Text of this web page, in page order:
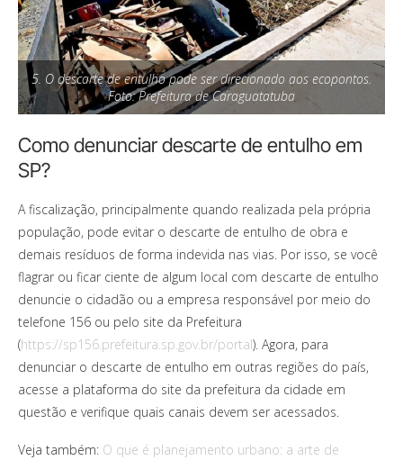
5. O descarte de entulho pode ser direcionado aos ecopontos.
Foto: Prefeitura de Caraguatatuba
Como denunciar descarte de entulho em
SP?
A fiscalização, principalmente quando realizada pela própria
população, pode evitar o descarte de entulho de obra e
demais resíduos de forma indevida nas vias. Por isso, se você
flagrar ou ficar ciente de algum local com descarte de entulho
denuncie o cidadão ou a empresa responsável por meio do
telefone 156 ou pelo site da Prefeitura
(https://sp156.prefeitura.sp.gov.br/portal). Agora, para
denunciar o descarte de entulho em outras regiões do país,
acesse a plataforma do site da prefeitura da cidade em
questão e verifique quais canais devem ser acessados.
Veja também: O que é planejamento urbano: a arte de